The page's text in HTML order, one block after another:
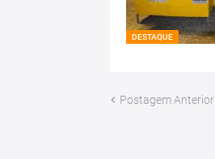
DESTAQUE
Postagem Anterior